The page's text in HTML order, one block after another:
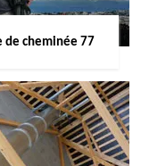
de cheminée 77